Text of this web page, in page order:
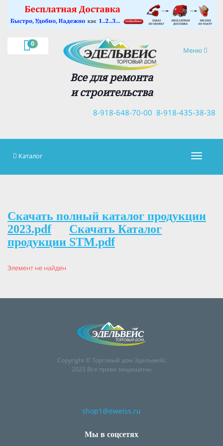
0
Навигация
Меню
Все для ремонта
и строительства
8-918-435-38-38
8-918-648-70-00
×
Каталог
Скачать полный каталог продукции
2023.pdf
Скачать Каталог
продукции STM.pdf
Элемент не найден
Copyright © Торговый дом Эдельвейс
2023 Все права защищены
shop1@eweiss.ru
Мы в соцсетях